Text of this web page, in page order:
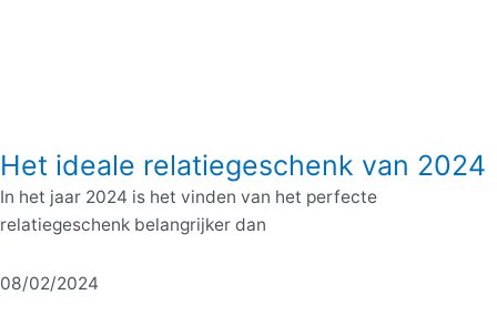
Het ideale relatiegeschenk van 2024
In het jaar 2024 is het vinden van het perfecte
relatiegeschenk belangrijker dan
08/02/2024